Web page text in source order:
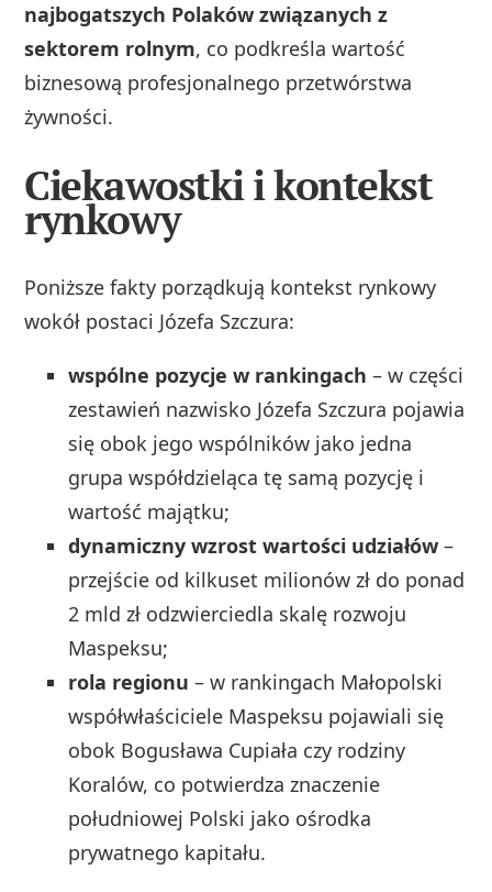
najbogatszych Polaków związanych z
sektorem rolnym, co podkreśla wartość
biznesową profesjonalnego przetwórstwa
żywności.
Ciekawostki i kontekst
rynkowy
Poniższe fakty porządkują kontekst rynkowy
wokół postaci Józefa Szczura:
wspólne pozycje w rankingach – w części
zestawień nazwisko Józefa Szczura pojawia
się obok jego wspólników jako jedna
grupa współdzieląca tę samą pozycję i
wartość majątku;
dynamiczny wzrost wartości udziałów –
przejście od kilkuset milionów zł do ponad
2 mld zł odzwierciedla skalę rozwoju
Maspeksu;
rola regionu – w rankingach Małopolski
współwłaściciele Maspeksu pojawiali się
obok Bogusława Cupiała czy rodziny
Koralów, co potwierdza znaczenie
południowej Polski jako ośrodka
prywatnego kapitału.